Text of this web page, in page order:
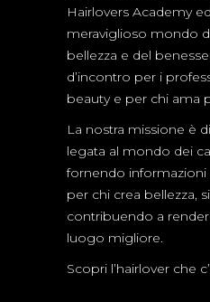
Hairlovers Academy
meraviglioso mondo
bellezza e del
d’incontro per i
beauty e per chi ama
La nostra missione è
legata al mondo dei
fornendo informazioni
per chi crea bellezza,
contribuendo a
luogo migliore.
Scopri l’hairlover che